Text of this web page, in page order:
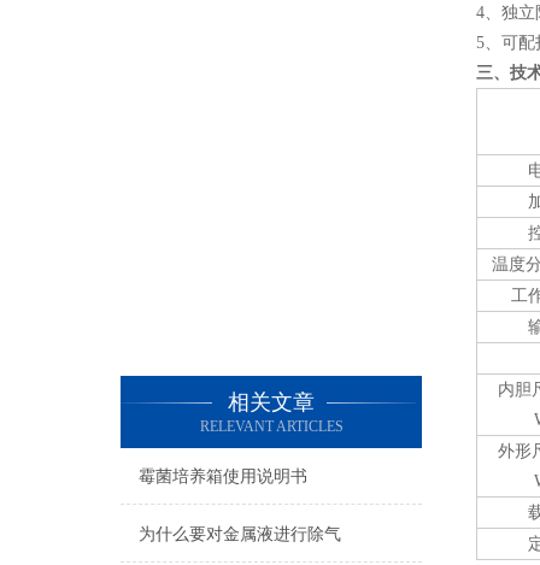
相关文章
RELEVANT ARTICLES
霉菌培养箱使用说明书
为什么要对金属液进行除气
4、独立
5、可配
三、技
温度
工
内胆
外形